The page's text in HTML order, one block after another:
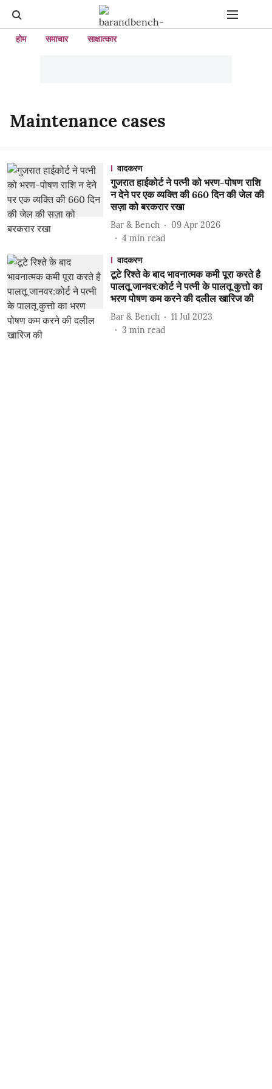
होम समाचार साक्षात्कार
Maintenance cases
वादकरण
गुजरात हाईकोर्ट ने पत्नी को भरण-पोषण राशि
न देने पर एक व्यक्ति की 660 दिन की जेल की
सज़ा को बरकरार रखा
Bar & Bench
09 Apr 2026
4 min read
वादकरण
टूटे रिश्ते के बाद भावनात्मक कमी पूरा करते है
पालतू जानवर:कोर्ट ने पत्नी के पालतू कुत्तो का
भरण पोषण कम करने की दलील खारिज की
Bar & Bench
11 Jul 2023
3 min read